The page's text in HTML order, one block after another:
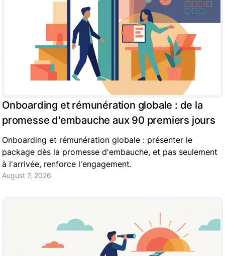
Onboarding et rémunération globale : de la
promesse d'embauche aux 90 premiers jours
Onboarding et rémunération globale : présenter le
package dès la promesse d'embauche, et pas seulement
à l'arrivée, renforce l'engagement.
August 7, 2026